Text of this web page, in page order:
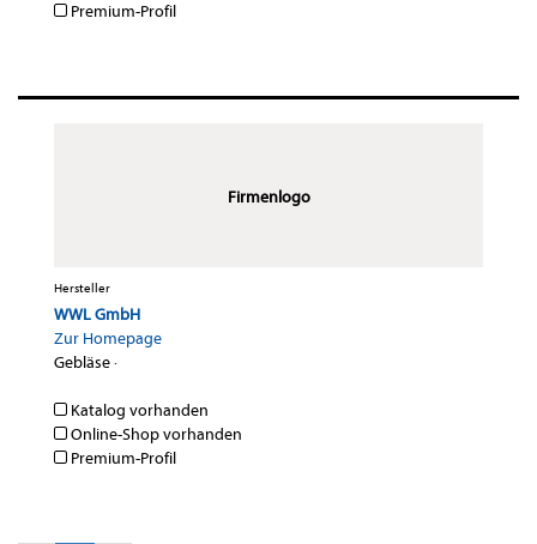
Premium-Profil
Firmenlogo
Hersteller
WWL GmbH
Zur Homepage
Gebläse·
Katalog vorhanden
Online-Shop vorhanden
Premium-Profil